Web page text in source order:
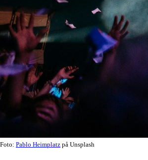
Foto: Pablo Heimplatz på Unsplash